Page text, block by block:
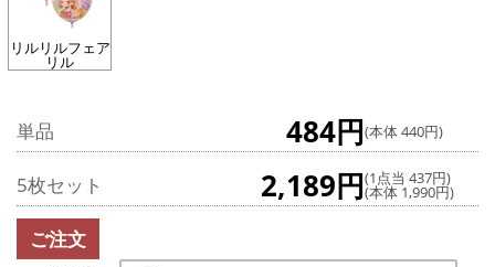
リルリルフェア
リル
単品 484円(本体 440円)
5枚セット 2,189円(1点当 437円)
(本体 1,990円)
ご注文